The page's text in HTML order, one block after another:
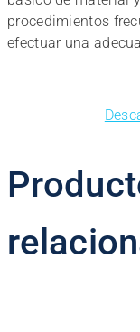
procedimientos
efectuar una